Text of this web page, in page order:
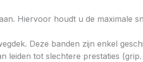
Hiervoor houdt u de maximale
Deze banden zijn enkel
leiden tot slechtere prestaties (grip.